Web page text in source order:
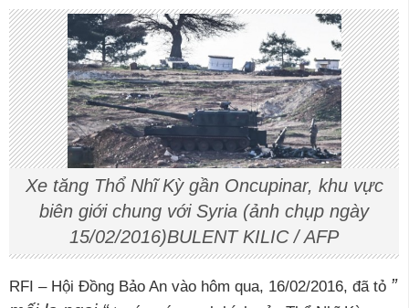
Xe tăng Thổ Nhĩ Kỳ gần Oncupinar, khu vực
biên giới chung với Syria (ảnh chụp ngày
15/02/2016)BULENT KILIC / AFP
RFI – Hội Đồng Bảo An vào hôm qua, 16/02/2016, đã tỏ ”